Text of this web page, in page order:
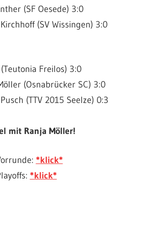
(SF Oesede) 3:0
(SV Wissingen) 3:0
Freilos) 3:0
(Osnabrücker SC) 3:0
(TTV 2015 Seelze) 0:3
mit Ranja Möller!
*klick*
*klick*